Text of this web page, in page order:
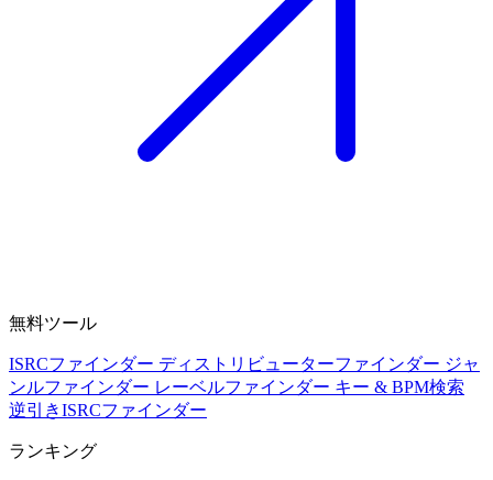
無料ツール
ISRCファインダー ディストリビューターファインダー ジャ
ンルファインダー レーベルファインダー キー & BPM検索
逆引きISRCファインダー
ランキング